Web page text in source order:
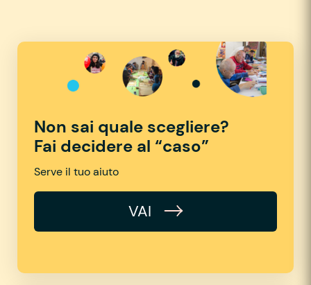
Non sai quale scegliere?
Fai decidere al “caso”
Serve il tuo aiuto
VAI